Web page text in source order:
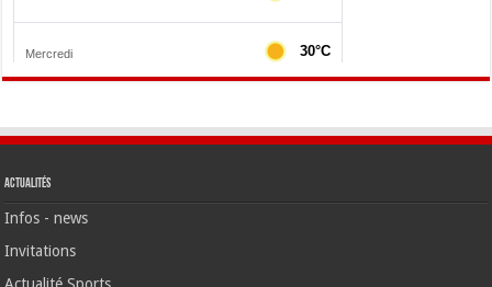
Actualités
Infos - news
Invitations